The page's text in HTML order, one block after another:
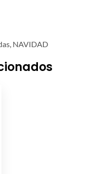
, NAVIDAD